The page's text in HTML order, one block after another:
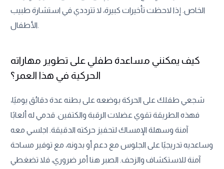
الخاص. إذا لاحظت تأخيرات كبيرة، لا تترددي في استشارة طبيب
الأطفال.
كيف يمكنني مساعدة طفلي على تطوير مهاراته
الحركية في هذا العمر؟
شجعي طفلك على الحركة بوضعه على بطنه عدة دقائق يوميًا،
فهذه الطريقة تقوي عضلات الرقبة والكتفين. قدمي له ألعابًا
آمنة وسهلة الإمساك لتحفيز حركته الدقيقة. اجلسي معه
وساعديه تدريجيًا على الجلوس مع دعم أو بدونه، مع توفير مساحة
آمنة للاستكشاف والزحف. الصبر هنا أمر ضروري، فلا تضغطي